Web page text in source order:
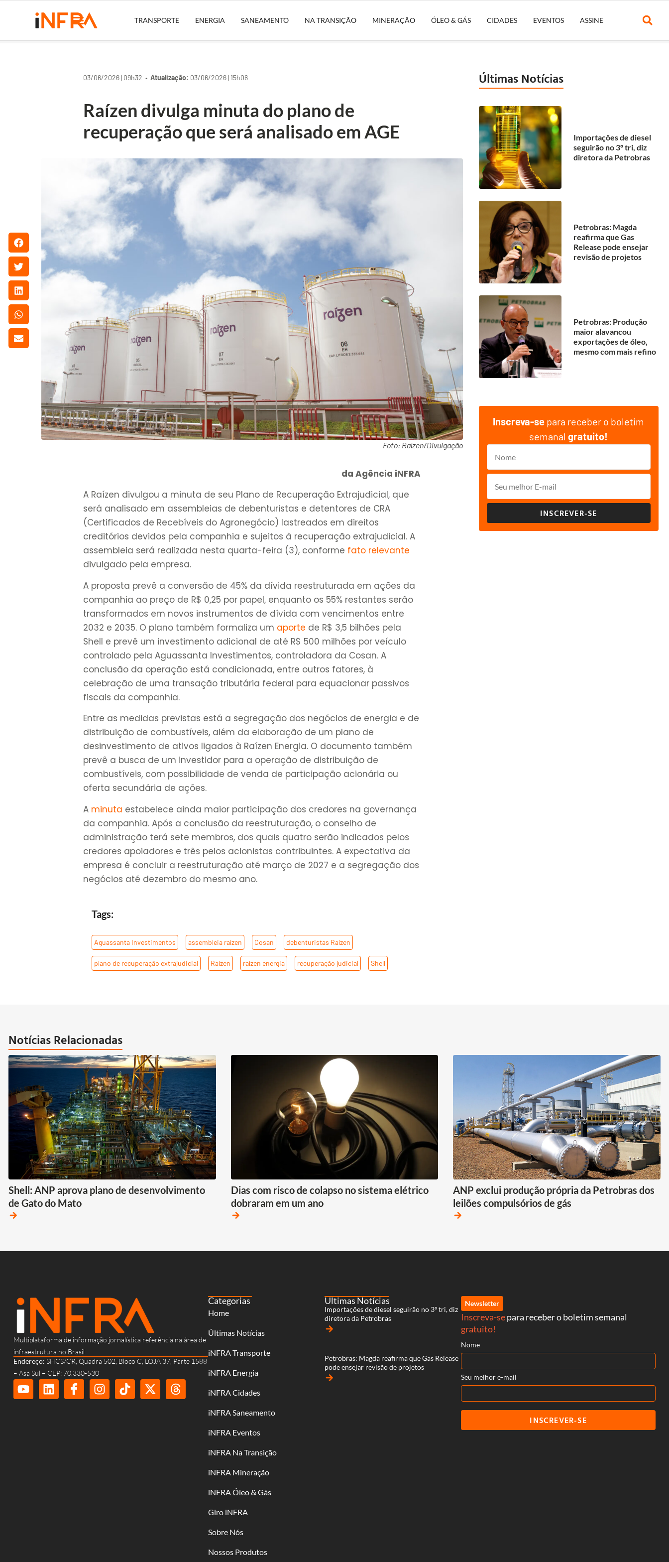
TRANSPORTE ENERGIA SANEAMENTO NA TRANSIÇÃO MINERAÇÃO ÓLEO & GÁS CIDADES EVENTOS ASSINE
03/06/2026 | 09h32 •Atualização: 03/06/2026 | 15h06
Raízen divulga minuta do plano de
recuperação que será analisado em AGE
Foto: Raízen/Divulgação
da Agência iNFRA
A Raízen divulgou a minuta de seu Plano de Recuperação Extrajudicial, que
será analisado em assembleias de debenturistas e detentores de CRA
(Certificados de Recebíveis do Agronegócio) lastreados em direitos
creditórios devidos pela companhia e sujeitos à recuperação extrajudicial. A
assembleia será realizada nesta quarta-feira (3), conforme fato relevante
divulgado pela empresa.
A proposta prevê a conversão de 45% da dívida reestruturada em ações da
companhia ao preço de R$ 0,25 por papel, enquanto os 55% restantes serão
transformados em novos instrumentos de dívida com vencimentos entre
2032 e 2035. O plano também formaliza um aporte de R$ 3,5 bilhões pela
Shell e prevê um investimento adicional de até R$ 500 milhões por veículo
controlado pela Aguassanta Investimentos, controladora da Cosan. A
conclusão da operação está condicionada, entre outros fatores, à
celebração de uma transação tributária federal para equacionar passivos
fiscais da companhia.
Entre as medidas previstas está a segregação dos negócios de energia e de
distribuição de combustíveis, além da elaboração de um plano de
desinvestimento de ativos ligados à Raízen Energia. O documento também
prevê a busca de um investidor para a operação de distribuição de
combustíveis, com possibilidade de venda de participação acionária ou
oferta secundária de ações.
A minuta estabelece ainda maior participação dos credores na governança
da companhia. Após a conclusão da reestruturação, o conselho de
administração terá sete membros, dos quais quatro serão indicados pelos
credores apoiadores e três pelos acionistas contribuintes. A expectativa da
empresa é concluir a reestruturação até março de 2027 e a segregação dos
negócios até dezembro do mesmo ano.
Tags:
Aguassanta Investimentos assembleia raízen Cosan debenturistas Raízen
plano de recuperação extrajudicial Raízen raízen energia recuperação judicial Shell
Últimas Notícias
Importações de diesel
seguirão no 3º tri, diz
diretora da Petrobras
Petrobras: Magda
reafirma que Gas
Release pode ensejar
revisão de projetos
Petrobras: Produção
maior alavancou
exportações de óleo,
mesmo com mais refino
Inscreva-se para receber o boletim
semanalgratuito!
INSCREVER-SE
Notícias Relacionadas
Shell: ANP aprova plano de desenvolvimento
de Gato do Mato
arrow_forward
Dias com risco de colapso no sistema elétrico
dobraram em um ano
arrow_forward
ANP exclui produção própria da Petrobras dos
leilões compulsórios de gás
arrow_forward
Multiplataforma de informação jornalística referência na área de
infraestrutura no Brasil
Endereço: SHCS/CR, Quadra 502, Bloco C, LOJA 37, Parte 1588
– Asa Sul – CEP: 70.330-530
Categorias
Home
Últimas Notícias
iNFRA Transporte
iNFRA Energia
iNFRA Cidades
iNFRA Saneamento
iNFRA Eventos
iNFRA Na Transição
iNFRA Mineração
iNFRA Óleo & Gás
Giro iNFRA
Sobre Nós
Nossos Produtos
Últimas Notícias
Importações de diesel seguirão no 3º tri, diz
diretora da Petrobras
arrow_forward
Petrobras: Magda reafirma que Gas Release
pode ensejar revisão de projetos
arrow_forward
Newsletter
Inscreva-separa receber o boletim semanal
gratuito!
Nome
Seu melhor e-mail
INSCREVER-SE